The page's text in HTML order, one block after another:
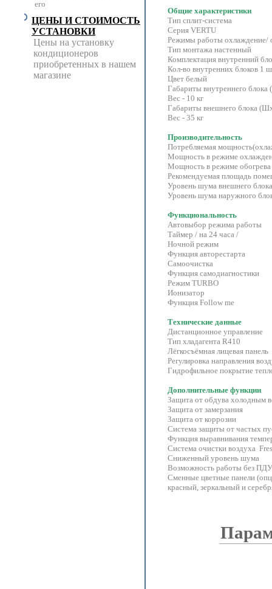
его
ЦЕНЫ И СТОИМОСТЬ
УСТАНОВКИ
Цены на установку
кондиционеров
приобретенных в нашем
магазине
Общие характеристики
Тип сплит-система
Серия VERTU
Режимы работы охлаждение/
Тип монтажа настенный
Комплектация внутренний
Кол-во внутренних блоков 1
Цвет белый
Габариты внутреннего
Вес - 10 кг
Габариты внешнего блока
Вес - 35 кг
Производительность
Потребляемая
Мощность в режиме
Мощность в режиме
Рекомендуемая площадь
Уровень шума внешнего
Уровень шума наружного
Функциональность
Автовыбор режима работы
Таймер / на 24 часа /
Ночной режим
Функция авторестарта
Самоочистка
Функция самодиагностики
Режим TURBO
Ионизатор
Функция Follow me
Технические данные
Дистанционное управление
Тип хладагента R410
Лёгкосъёмная лицевая панель
Регулировка направления
Гидрофильное покрытие
Дополнительные функции
Защита от обдува холодным
Защита от замерзания
Защита от коррозии
Система защиты от частых
Функция выравнивания
Система очистки воздуха
Сниженный уровень шума
Возможность работы без ПДУ
Сменные цветные панели
красный, зеркальный и